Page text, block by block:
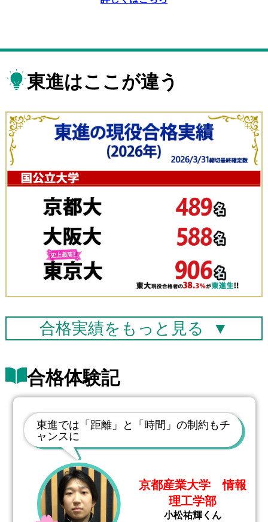
東進はここが違う
合格実績を もっと見る ▼
合格体験記
東進では「距離」と「時間」の制約もチ
ャンスに
京都産業大学 情報
理工学部
小松祐輝くん